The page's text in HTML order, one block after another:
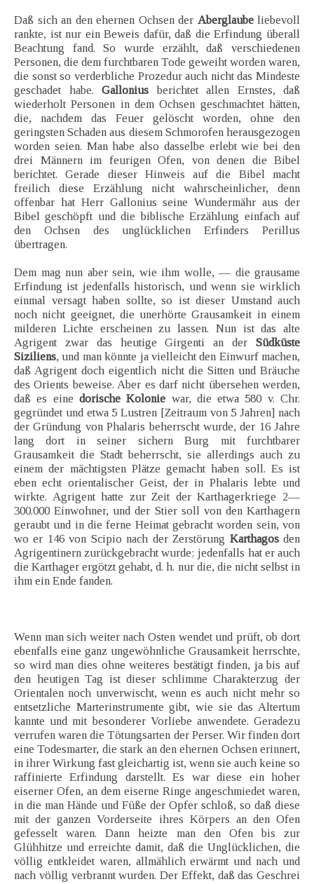
Daß sich an den ehernen Ochsen der Aberglaubeliebevoll
rankte, ist nur ein Beweis dafür, daß die Erfindung überall
Beachtung fand. So wurde erzählt, daß verschiedenen
Personen, die dem furchtbaren Tode geweiht worden waren,
die sonst so verderbliche Prozedur auch nicht das Mindeste
geschadet habe. Gallonius berichtet allen Ernstes, daß
wiederholt Personen in dem Ochsen geschmachtet hätten,
die, nachdem das Feuer gelöscht worden, ohne den
geringsten Schaden aus diesem Schmorofen herausgezogen
worden seien. Man habe also dasselbe erlebt wie bei den
drei Männern im feurigen Ofen, von denen die Bibel
berichtet. Gerade dieser Hinweis auf die Bibel macht
freilich diese Erzählung nicht wahrscheinlicher, denn
offenbar hat Herr Gallonius seine Wundermähr aus der
Bibel geschöpft und die biblische Erzählung einfach auf
den Ochsen des unglücklichen Erfinders Perillus
übertragen.
Dem mag nun aber sein, wie ihm wolle, — die grausame
Erfindung ist jedenfalls historisch, und wenn sie wirklich
einmal versagt haben sollte, so ist dieser Umstand auch
noch nicht geeignet, die unerhörte Grausamkeit in einem
milderen Lichte erscheinen zu lassen. Nun ist das alte
Agrigent zwar das heutige Girgenti an der Südküste
Siziliens, und man könnte ja vielleicht den Einwurf machen,
daß Agrigent doch eigentlich nicht die Sitten und Bräuche
des Orients beweise. Aber es darf nicht übersehen werden,
daß es eine dorische Kolonie war, die etwa 580 v. Chr.
gegründet und etwa 5 Lustren [Zeitraum von 5 Jahren] nach
der Gründung von Phalaris beherrscht wurde, der 16 Jahre
lang dort in seiner sichern Burg mit furchtbarer
Grausamkeit die Stadt beherrscht, sie allerdings auch zu
einem der mächtigsten Plätze gemacht haben soll. Es ist
eben echt orientalischer Geist, der in Phalaris lebte und
wirkte. Agrigent hatte zur Zeit der Karthagerkriege 2—
300.000 Einwohner, und der Stier soll von den Karthagern
geraubt und in die ferne Heimat gebracht worden sein, von
wo er 146 von Scipio nach der Zerstörung Karthagosden
Agrigentinern zurückgebracht wurde; jedenfalls hat er auch
die Karthager ergötzt gehabt, d. h. nur die, die nicht selbst in
ihm ein Ende fanden.
Wenn man sich weiter nach Osten wendet und prüft, ob dort
ebenfalls eine ganz ungewöhnliche Grausamkeit herrschte,
so wird man dies ohne weiteres bestätigt finden, ja bis auf
den heutigen Tag ist dieser schlimme Charakterzug der
Orientalen noch unverwischt, wenn es auch nicht mehr so
entsetzliche Marterinstrumente gibt, wie sie das Altertum
kannte und mit besonderer Vorliebe anwendete. Geradezu
verrufen waren die Tötungsarten der Perser. Wir finden dort
eine Todesmarter, die stark an den ehernen Ochsen erinnert,
in ihrer Wirkung fast gleichartig ist, wenn sie auch keine so
raffinierte Erfindung darstellt. Es war diese ein hoher
eiserner Ofen, an dem eiserne Ringe angeschmiedet waren,
in die man Hände und Füße der Opfer schloß, so daß diese
mit der ganzen Vorderseite ihres Körpers an den Ofen
gefesselt waren. Dann heizte man den Ofen bis zur
Glühhitze und erreichte damit, daß die Unglücklichen, die
völlig entkleidet waren, allmählich erwärmt und nach und
nach völlig verbrannt wurden. Der Effekt, daß das Geschrei